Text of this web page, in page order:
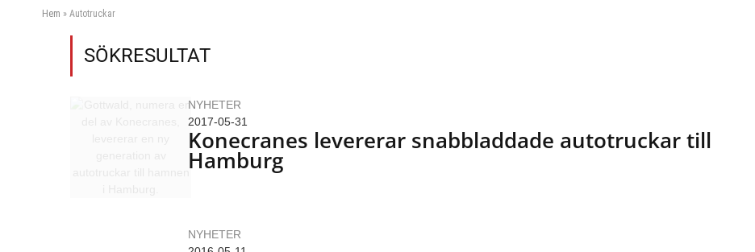
Hem » Autotruckar
SÖKRESULTAT
NYHETER
2017-05-31
Konecranes levererar snabbladdade autotruckar till
Hamburg
NYHETER